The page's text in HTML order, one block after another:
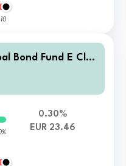
10
Bond Fund E Clas
0.30%
EUR 23.46